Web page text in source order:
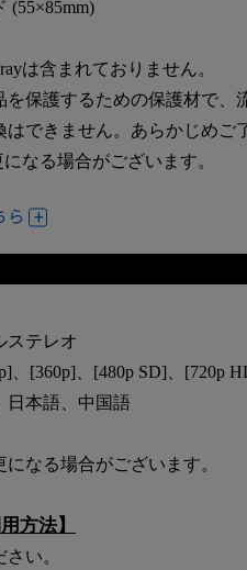
(55×85mm)
は含まれておりません。
保護するための保護材で、
はできません。あらかじめご
なる場合がございます。
ら
ステレオ
、[360p]、[480p SD]、[720p
日本語、中国語
なる場合がございます。
方法】
い。